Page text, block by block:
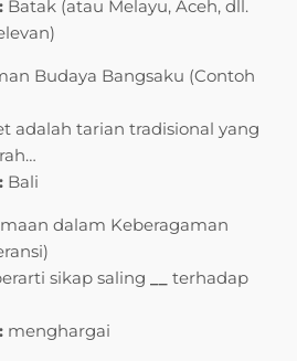
Batak (atau Melayu, Aceh, dll.
Budaya Bangsaku (Contoh
adalah tarian tradisional yang
Bali
dalam Keberagaman
sikap saling
terhadap
menghargai